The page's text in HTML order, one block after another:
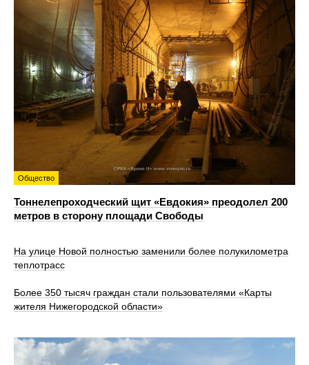
Общество
Тоннелепроходческий щит «Евдокия» преодолел 200
метров в сторону площади Свободы
На улице Новой полностью заменили более полукилометра
теплотрасс
Более 350 тысяч граждан стали пользователями «Карты
жителя Нижегородской области»